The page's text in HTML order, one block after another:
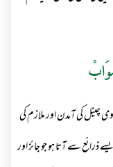
چینل کی آمدن اور ملازم کی
ذرائع سے آتا ہو جو جائز اور